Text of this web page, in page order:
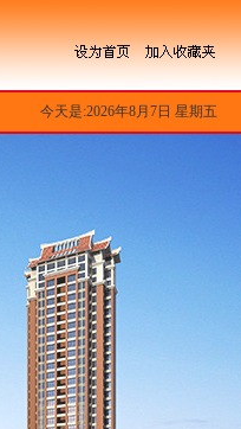
今天是:2026年8月7日 星期五